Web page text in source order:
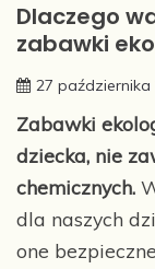
Dlaczego
zabawki
27 października
Zabawki
dziecka, nie
chemicznych.
dla naszych
one